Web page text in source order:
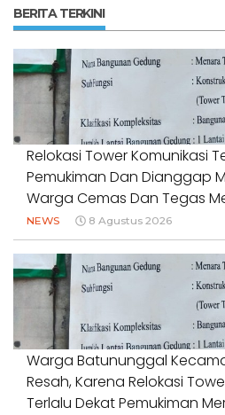
BERITA TERKINI
Relokasi Tower Komunikasi
Pemukiman Dan Dianggap
Warga Cemas Dan Tegas
NEWS 8 Agustus 2026
Warga Batununggal
Resah, Karena Relokasi
Terlalu Dekat Pemukiman